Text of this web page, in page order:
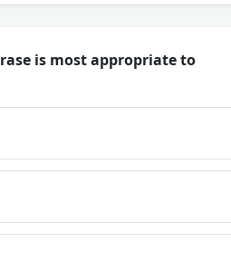
is most appropriate to